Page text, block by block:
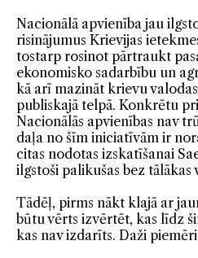
Nacionālā apvienība jau
risinājumus Krievijas
tostarp rosinot pārtraukt
ekonomisko sadarbību un
kā arī mazināt krievu
publiskajā telpā. Konkrētu
Nacionālās apvienības nav
daļa no šīm iniciatīvām ir
citas nodotas izskatīšanai
ilgstoši palikušas bez tālākas
Tādēļ, pirms nākt klajā ar
būtu vērts izvērtēt, kas līdz
kas nav izdarīts. Daži